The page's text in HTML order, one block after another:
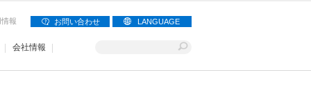
報 お問い合わせ LANGUAGE
会社情報